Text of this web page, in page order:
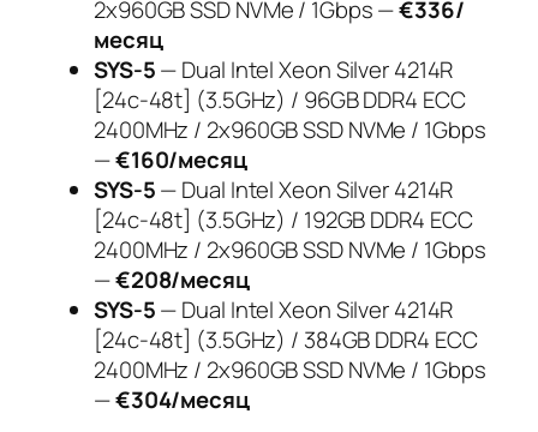
2x960GB SSD NVMe / 1Gbps —€336/
месяц
SYS-5— Dual Intel Xeon Silver 4214R
[24c-48t] (3.5GHz) / 96GB DDR4 ECC
2400MHz / 2x960GB SSD NVMe / 1Gbps
—€160/месяц
SYS-5— Dual Intel Xeon Silver 4214R
[24c-48t] (3.5GHz) / 192GB DDR4 ECC
2400MHz / 2x960GB SSD NVMe / 1Gbps
—€208/месяц
SYS-5— Dual Intel Xeon Silver 4214R
[24c-48t] (3.5GHz) / 384GB DDR4 ECC
2400MHz / 2x960GB SSD NVMe / 1Gbps
—€304/месяц